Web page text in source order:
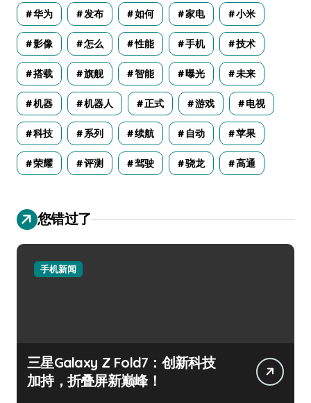
华为 发布 如何 家电 小米
影像 怎么 性能 手机 技术
搭载 旗舰 智能 曝光 未来
机器 机器人 正式 游戏 电视
科技 系列 续航 自动 苹果
荣耀 评测 驾驶 骁龙 高通
您错过了
手机新闻
三星Galaxy Z Fold7：创新科技
加持，折叠屏新巅峰！